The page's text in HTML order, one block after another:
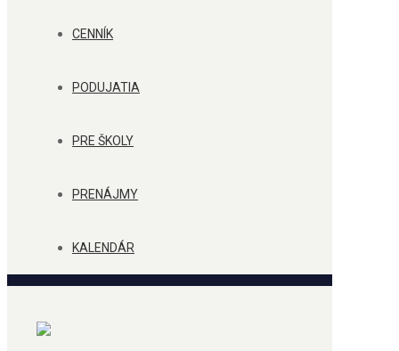
CENNÍK
PODUJATIA
PRE ŠKOLY
PRENÁJMY
KALENDÁR